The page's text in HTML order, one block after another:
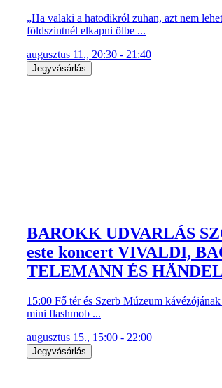
„Ha valaki a hatodikról zuhan, azt nem
földszintnél elkapni ölbe ...
augusztus 11., 20:30 - 21:40
Jegyvásárlás
BAROKK UDVARLÁS
este koncert VIVALDI,
TELEMANN ÉS
15:00 Fő tér és Szerb Múzeum
mini flashmob ...
augusztus 15., 15:00 - 22:00
Jegyvásárlás